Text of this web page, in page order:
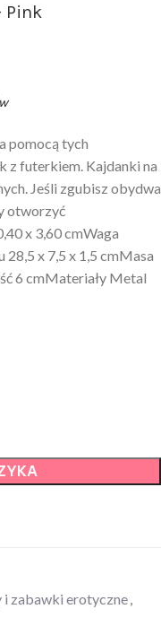
Pink
pomocą tych
z futerkiem. Kajdanki na
Jeśli zgubisz obydwa
otworzyć
x 3,60 cmWaga
x 7,5 x 1,5 cmMasa
6 cmMateriały Metal
i zabawki erotyczne,